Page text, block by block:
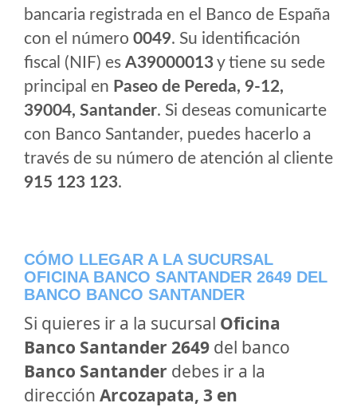
bancaria registrada en el Banco de España
con el número 0049. Su identificación
fiscal (NIF) es A39000013y tiene su sede
principal en Paseo de Pereda, 9-12,
39004, Santander. Si deseas comunicarte
con Banco Santander, puedes hacerlo a
través de su número de atención al cliente
915 123 123.
CÓMO LLEGAR A LA SUCURSAL
OFICINA BANCO SANTANDER 2649 DEL
BANCO BANCO SANTANDER
Si quieres ir a la sucursal Oficina
Banco Santander 2649 del banco
Banco Santander debes ir a la
dirección Arcozapata, 3 en